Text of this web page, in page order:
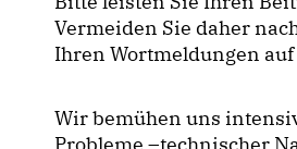
Vermeiden Sie daher
Ihren Wortmeldungen
Wir bemühen uns